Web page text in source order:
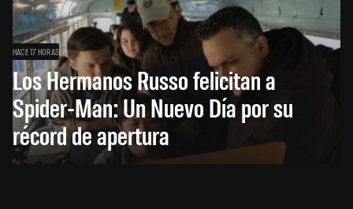
HACE 17 HORAS
Los Hermanos Russo felicitan a
Spider-Man: Un Nuevo Día por su
récord de apertura